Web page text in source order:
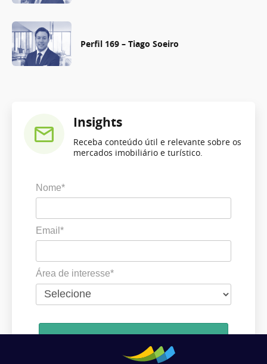
Perfil 169 – Tiago Soeiro
Insights
Receba conteúdo útil e relevante sobre os
mercados imobiliário e turístico.
Nome*
Email*
Área de interesse*